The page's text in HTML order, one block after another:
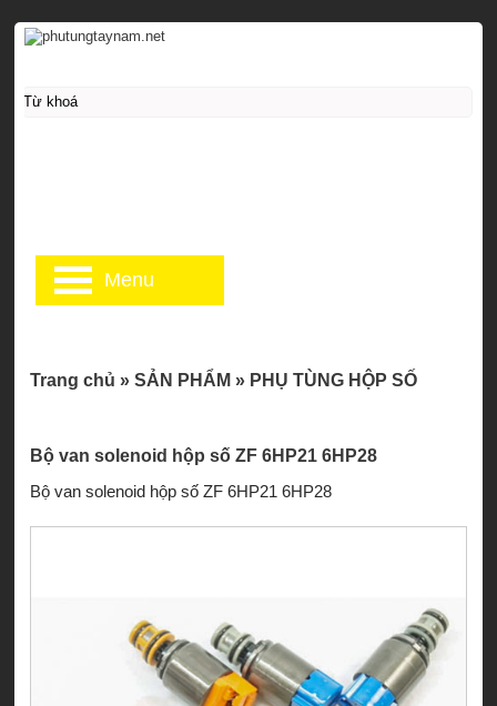
Bộ van solenoid hộp số ZF 6HP21 6HP28
Bộ van solenoid hộp số ZF 6HP21 6HP28
Trang chủ » SẢN PHẨM » PHỤ TÙNG HỘP SỐ
Menu